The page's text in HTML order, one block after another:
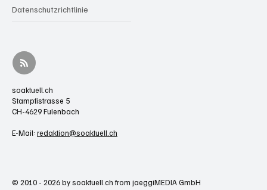
Datenschutzrichtlinie
soaktuell.ch
Stampfistrasse 5
CH-4629 Fulenbach
E-Mail: redaktion@soaktuell.ch
© 2010 - 2026 by soaktuell.ch from jaeggiMEDIA GmbH